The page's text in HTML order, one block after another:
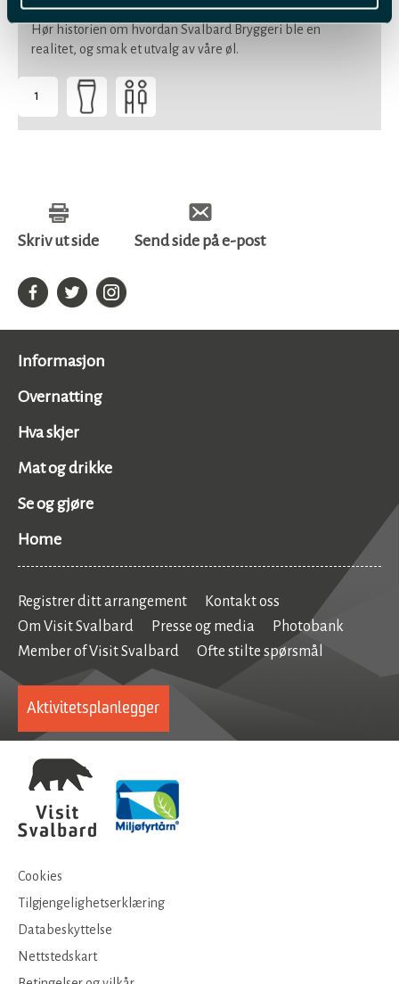
Bryggeribesøk & ølsmaking
Hør historien om hvordan Svalbard Bryggeri ble en
realitet, og smak et utvalg av våre øl.
1
-
Passer
Skriv ut side Send side på e-post
Informasjon
Overnatting
Hva skjer
Mat og drikke
Se og gjøre
Home
Registrer ditt arrangement
Kontakt oss
Om Visit Svalbard
Presse og media
Photobank
Member of Visit Svalbard
Ofte stilte spørsmål
Aktivitetsplanlegger
Cookies
Tilgjengelighetserklæring
Databeskyttelse
Nettstedskart